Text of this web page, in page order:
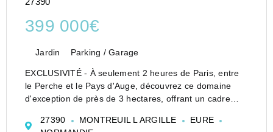
399 000€
Jardin Parking / Garage
EXCLUSIVITÉ - À seulement 2 heures de Paris, entre
le Perche et le Pays d'Auge, découvrez ce domaine
d'exception de près de 3 hectares, offrant un cadre
développement d'une activité professio...
27390 MONTREUIL L ARGILLE
EURE